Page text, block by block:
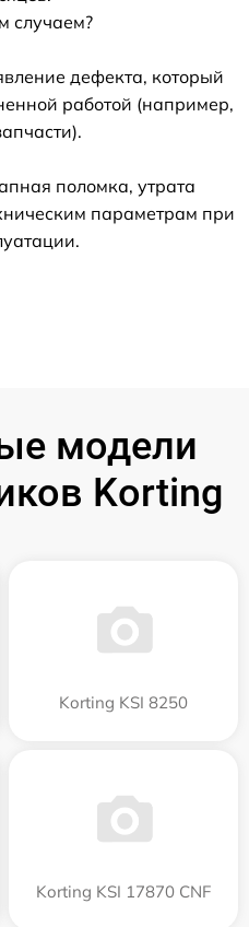
случаем?
дефекта, который
работой (например,
поломка, утрата
параметрам при
модели
Korting
Korting KSI 8250
Korting KSI 17870 CNF